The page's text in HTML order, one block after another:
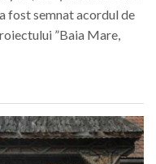
fost semnat acordul de
”Baia Mare,